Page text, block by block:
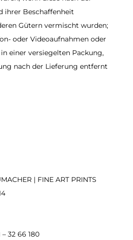
ihrer Beschaffenheit
Gütern vermischt wurden;
oder Videoaufnahmen oder
einer versiegelten Packung,
nach der Lieferung entfernt
| FINE ART PRINTS
– 32 66 180